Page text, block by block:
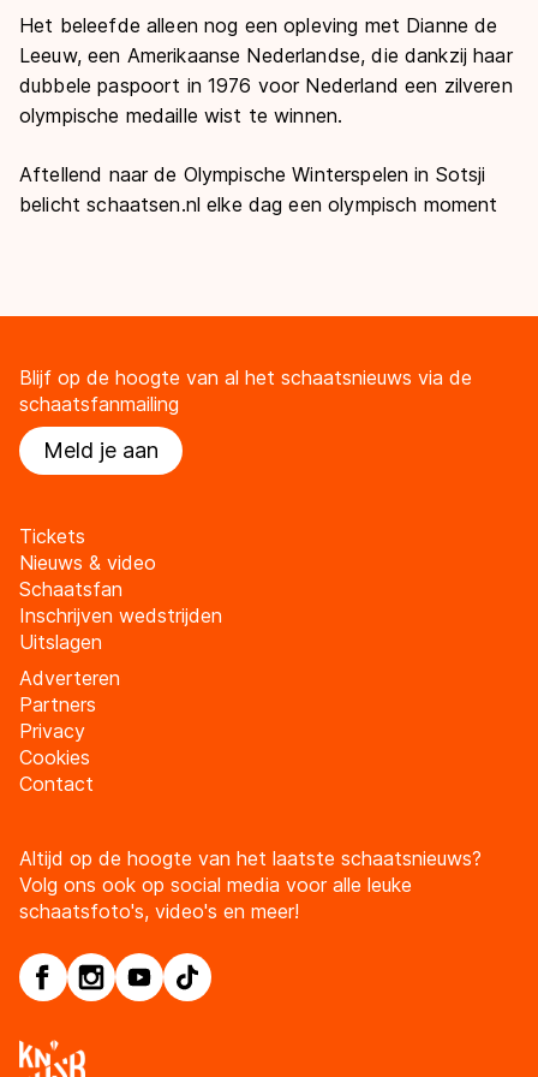
Het beleefde alleen nog een opleving met Dianne de
Leeuw, een Amerikaanse Nederlandse, die dankzij haar
dubbele paspoort in 1976 voor Nederland een zilveren
olympische medaille wist te winnen.
Aftellend naar de Olympische Winterspelen in Sotsji
belicht schaatsen.nl elke dag een olympisch moment
Blijf op de hoogte van al het schaatsnieuws via de
schaatsfanmailing
Meld je aan
Tickets
Nieuws & video
Schaatsfan
Inschrijven wedstrijden
Uitslagen
Adverteren
Partners
Privacy
Cookies
Contact
Altijd op de hoogte van het laatste schaatsnieuws?
Volg ons ook op social media voor alle leuke
schaatsfoto's, video's en meer!